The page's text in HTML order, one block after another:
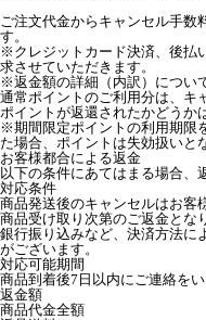
ご注文代金からキャンセル手数
す。
※クレジットカード決済、後払
求させていただきます。
※返金額の詳細（内訳）につい
通常ポイントのご利用分は、キ
ポイントが返還されたかどうか
※期間限定ポイントの利用期限
た場合、ポイントは失効扱いと
お客様都合による返金
以下の条件にあてはまる場合、
対応条件
商品発送後のキャンセルはお客
商品受け取り次第のご返金とな
銀行振り込みなど、決済方法に
がございます。
対応可能期間
商品到着後7日以内にご連絡を
返金額
商品代金全額